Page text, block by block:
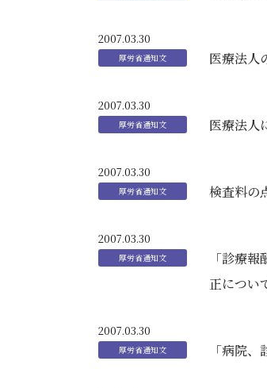
2007.03.30
医療法人
2007.03.30
医療法人
2007.03.30
検査料の
2007.03.30
「診療
正につい
2007.03.30
「病院